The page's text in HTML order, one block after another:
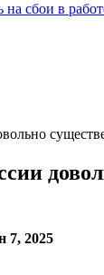
сбои в
7, 2025